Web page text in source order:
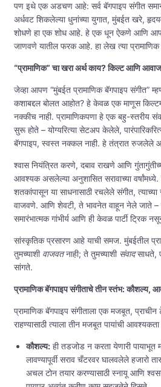
पण इथे एक अडचण आहे: सर्व बॅगपाइप संगीत
अर्धवट शिकलेल्या धुनांच्या युगात, मुंबईत खरे,
शोधणे हा एक शोध आहे. हे एक धून ऐकणे आणि
जाणवणे यातील फरक आहे. हा लेख त्या
“प्रामाणिक” चा खरा अर्थ काय? किल्ट आणि
जेव्हा आपण “मुंबईत प्रामाणिक बॅगपाइप संगीत”
कशाबद्दल बोलत आहोत? हे केवळ एक माणूस
नक्कीच नाही. प्रामाणिकपणा हे एक बहु-स्तरीय
सुरू होते – योग्यरित्या सेटअप केलेले,
बॅगपाइप, स्वस्त नक्कल नाही. हे तंत्रात रुजलेले
श्वास नियंत्रित करणे, दबाव राखणे आणि
आवश्यक असलेल्या अनुशासित सरावाच्या
शतकांपासून या साधनासाठी रचलेले संगीत,
वाजवणे. आणि शेवटी, ते भावनेत वाहून नेले जाते –
समारंभात्मक गांभीर्य आणि ही केवळ पार्टी ट्रिक
सांस्कृतिक प्रसारण आहे याची समज. मुंबईतील
तुमच्याशी वाजवतनाही; ते तुमच्याशी संवादसाधते,
सांगते.
प्रामाणिक बॅगपाइप संगीताचे तीन स्तंभ: कौशल्य,
प्रामाणिक बॅगपाइप संगीताला एक मजबूत,
राहण्यासाठी त्याला तीन मजबूत पायांची
कौशल्य: ही तडजोड न करता येणारी पायाभूत
लावण्यापूर्वी सराव चँटरवर घालवलेले हजारो
अचल टोन तयार करण्यासाठी स्नायू आणि